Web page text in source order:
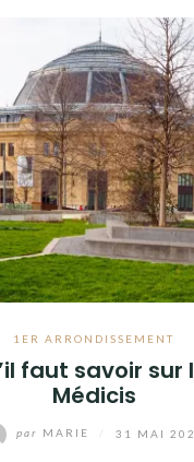
1ER ARRONDISSEMENT
faut savoir sur
Médicis
par MARIE 31 MAI